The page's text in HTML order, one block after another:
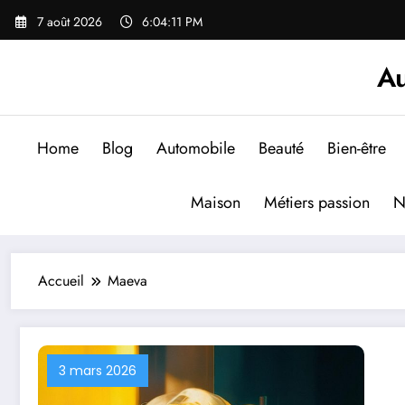
Aller
7 août 2026 6:04:12 PM
Home Blog Automobile Beauté Bien-être
Maison Métiers passion
Accueil Maeva
3 mars 2026